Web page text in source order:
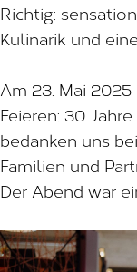
Richtig:
Kulinarik und
Am 23. Mai
Feieren: 30
bedanken uns
Familien und
Der Abend war